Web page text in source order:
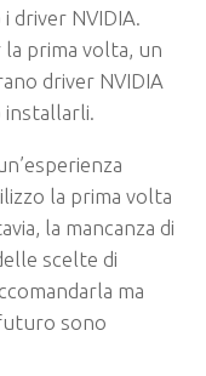
driver NVIDIA.
prima volta, un
driver NVIDIA
installarli.
la prima volta
la mancanza di
scelte di
ma
sono